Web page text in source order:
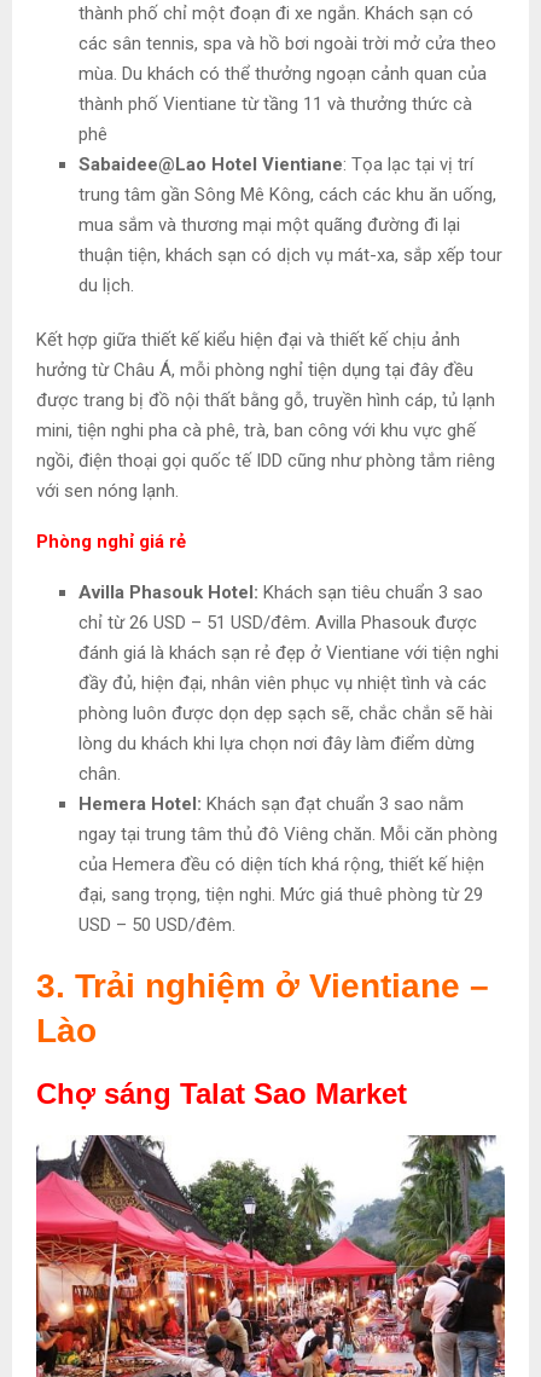
thành phố chỉ một đoạn đi xe ngắn. Khách sạn có
các sân tennis, spa và hồ bơi ngoài trời mở cửa theo
mùa. Du khách có thể thưởng ngoạn cảnh quan của
thành phố Vientiane từ tầng 11 và thưởng thức cà
phê
Sabaidee@Lao Hotel Vientiane: Tọa lạc tại vị trí
trung tâm gần Sông Mê Kông, cách các khu ăn uống,
mua sắm và thương mại một quãng đường đi lại
thuận tiện, khách sạn có dịch vụ mát-xa, sắp xếp tour
du lịch.
Kết hợp giữa thiết kế kiểu hiện đại và thiết kế chịu ảnh
hưởng từ Châu Á, mỗi phòng nghỉ tiện dụng tại đây đều
được trang bị đồ nội thất bằng gỗ, truyền hình cáp, tủ lạnh
mini, tiện nghi pha cà phê, trà, ban công với khu vực ghế
ngồi, điện thoại gọi quốc tế IDD cũng như phòng tắm riêng
với sen nóng lạnh.
Phòng nghỉ giá rẻ
Avilla Phasouk Hotel: Khách sạn tiêu chuẩn 3 sao
chỉ từ 26 USD – 51 USD/đêm. Avilla Phasouk được
đánh giá là khách sạn rẻ đẹp ở Vientiane với tiện nghi
đầy đủ, hiện đại, nhân viên phục vụ nhiệt tình và các
phòng luôn được dọn dẹp sạch sẽ, chắc chắn sẽ hài
lòng du khách khi lựa chọn nơi đây làm điểm dừng
chân.
Hemera Hotel: Khách sạn đạt chuẩn 3 sao nằm
ngay tại trung tâm thủ đô Viêng chăn. Mỗi căn phòng
của Hemera đều có diện tích khá rộng, thiết kế hiện
đại, sang trọng, tiện nghi. Mức giá thuê phòng từ 29
USD – 50 USD/đêm.
3. Trải nghiệm ở Vientiane –
Lào
Chợ sáng Talat Sao Market